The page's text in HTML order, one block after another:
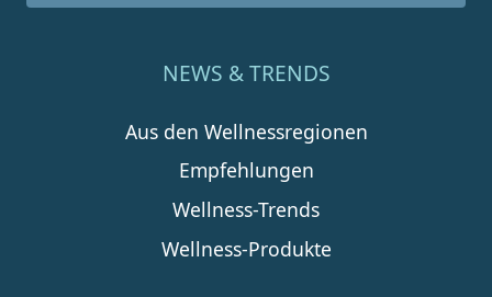
NEWS & TRENDS
Aus den Wellnessregionen
Empfehlungen
Wellness-Trends
Wellness-Produkte